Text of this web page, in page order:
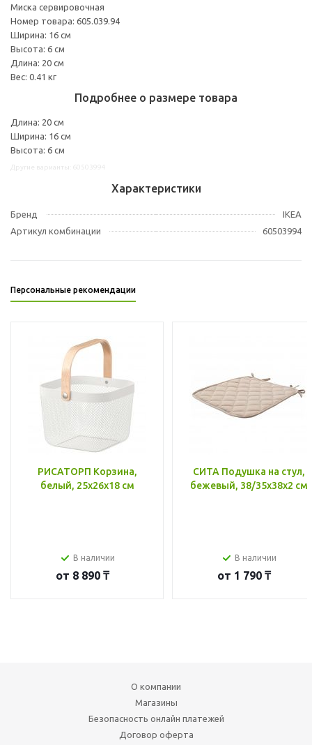
Миска сервировочная
Номер товара: 605.039.94
Ширина: 16 см
Высота: 6 см
Длина: 20 см
Вес: 0.41 кг
Подробнее о размере товара
Длина: 20 см
Ширина: 16 см
Высота: 6 см
Характеристики
Бренд
IKEA
Артикул комбинации
60503994
Персональные рекомендации
РИСАТОРП Корзина,
белый, 25x26x18 см
В наличии
от 8 890 ₸
СИТА Подушка на стул,
бежевый, 38/35x38x2 см
В наличии
от 1 790 ₸
О компании
Магазины
Безопасность онлайн платежей
Договор оферта